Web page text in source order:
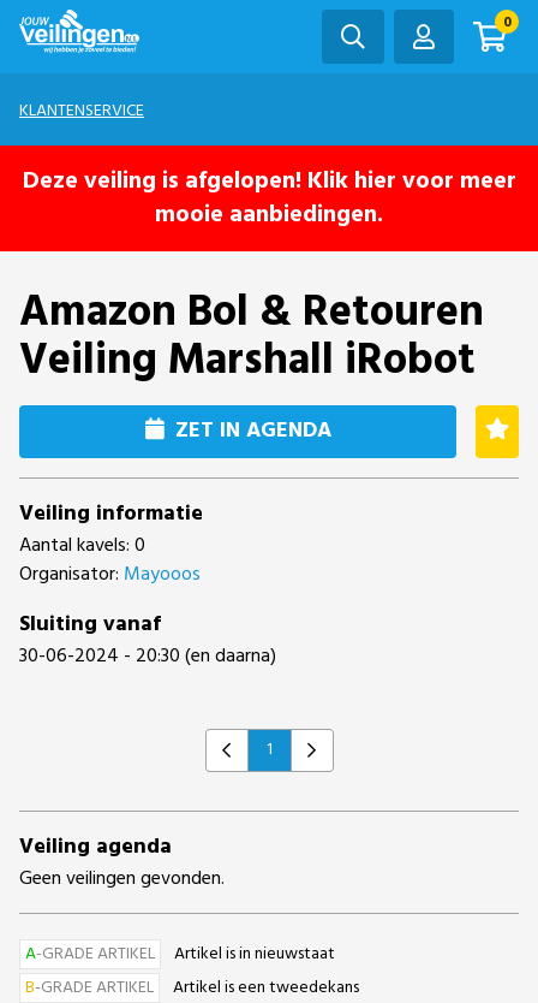
0
KLANTENSERVICE
Deze veiling is afgelopen! Klik hier voor meer
mooie aanbiedingen.
Amazon Bol & Retouren
Veiling Marshall iRobot
ZET IN AGENDA
Veiling informatie
Aantal kavels: 0
Organisator: Mayooos
Sluiting vanaf
30-06-2024 - 20:30 (en daarna)
Previous
1 Next
Veiling agenda
Geen veilingen gevonden.
A-GRADE ARTIKEL
Artikel is in nieuwstaat
B-GRADE ARTIKEL
Artikel is een tweedekans